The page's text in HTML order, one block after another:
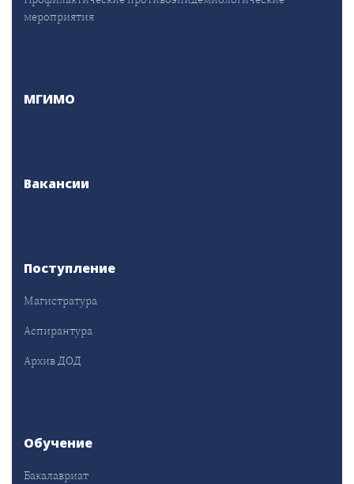
мероприятия
МГИМО
Вакансии
Поступление
Магистратура
Аспирантура
Архив ДОД
Обучение
Бакалавриат